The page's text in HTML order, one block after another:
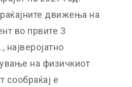
движења на
во првите 3
најверојатно
на физичкиот
сообраќај е